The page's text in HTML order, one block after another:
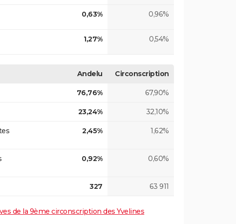
0,63% 0,96%
1,27% 0,54%
Andelu Circonscription
76,76% 67,90%
23,24% 32,10%
2,45% 1,62%
0,92% 0,60%
327 63 911
de la 9ème circonscription des Yvelines